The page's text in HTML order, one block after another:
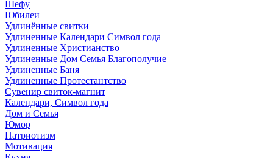
Шефу
Юбилеи
Удлинённые свитки
Удлиненные Календари Символ года
Удлиненные Христианство
Удлиненные Дом Семья Благополучие
Удлиненные Баня
Удлиненные Протестантство
Сувенир свиток-магнит
Календари, Символ года
Дом и Семья
Юмор
Патриотизм
Мотивация